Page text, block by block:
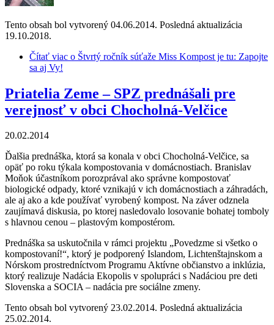
Tento obsah bol vytvorený 04.06.2014. Posledná aktualizácia
19.10.2018.
Čítať viac o Štvrtý ročník súťaže Miss Kompost je tu: Zapojte
sa aj Vy!
Priatelia Zeme – SPZ prednášali pre
verejnosť v obci Chocholná-Velčice
20.02.2014
Ďalšia prednáška, ktorá sa konala v obci Chocholná-Velčice, sa
opäť po roku týkala kompostovania v domácnostiach. Branislav
Moňok účastníkom porozprával ako správne kompostovať
biologické odpady, ktoré vznikajú v ich domácnostiach a záhradách,
ale aj ako a kde používať vyrobený kompost. Na záver odznela
zaujímavá diskusia, po ktorej nasledovalo losovanie bohatej tomboly
s hlavnou cenou – plastovým kompostérom.
Prednáška sa uskutočnila v rámci projektu „Povedzme si všetko o
kompostovaní!“, ktorý je podporený Islandom, Lichtenštajnskom a
Nórskom prostredníctvom Programu Aktívne občianstvo a inklúzia,
ktorý realizuje Nadácia Ekopolis v spolupráci s Nadáciou pre deti
Slovenska a SOCIA – nadácia pre sociálne zmeny.
Tento obsah bol vytvorený 23.02.2014. Posledná aktualizácia
25.02.2014.